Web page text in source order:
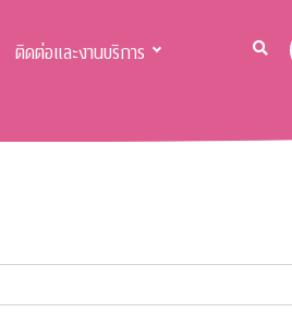
ติดต่อและงานบริการ